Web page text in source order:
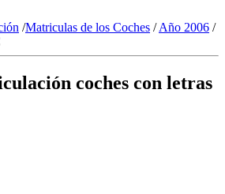
/Matriculas de los Coches /Año 2006 /
coches con letras